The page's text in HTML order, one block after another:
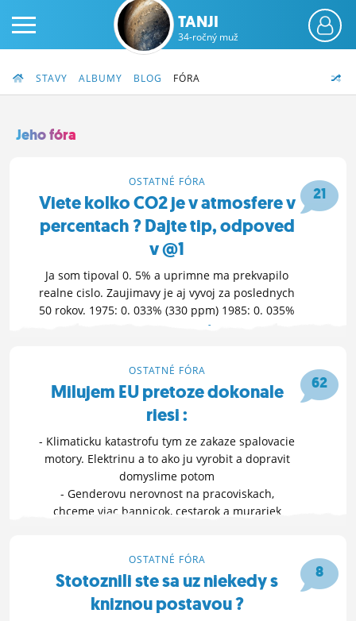
ČINŽIAK
STATUSY
BLOGY
MÔJ PROFIL
NASTAVENIA
ROLETA
TANJI
34-ročný muž
STAVY ALBUMY BLOG FÓRA
Jeho fóra
21
OSTATNÉ FÓRA
Viete kolko CO2 je v atmosfere v
percentach ? Dajte tip, odpoved
v @1
Ja som tipoval 0. 5% a uprimne ma prekvapilo
realne cislo. Zaujimavy je aj vyvoj za poslednych
50 rokov. 1975: 0. 033% (330 ppm) 1985: 0. 035%
62
OSTATNÉ FÓRA
Milujem EU pretoze dokonale
riesi :
- Klimaticku katastrofu tym ze zakaze spalovacie
motory. Elektrinu a to ako ju vyrobit a dopravit
domyslime potom
- Genderovu nerovnost na pracoviskach,
chceme viac bannicok, cestarok a murariek
HLASUJ » 8
OSTATNÉ FÓRA
Stotoznili ste sa uz niekedy s
kniznou postavou ?